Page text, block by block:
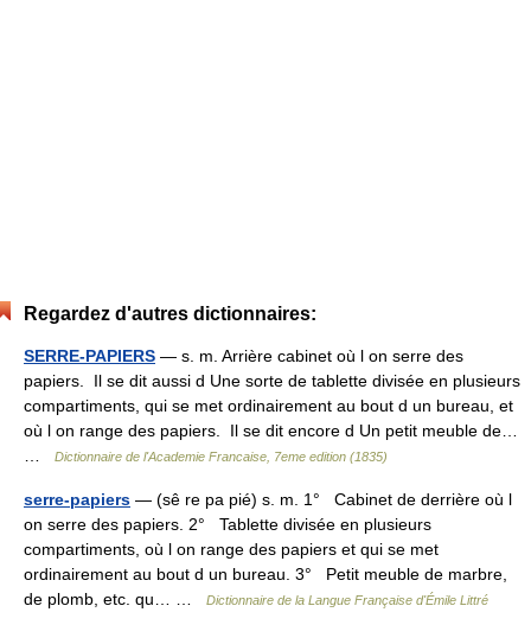
Regardez d'autres dictionnaires:
SERRE-PAPIERS — s. m. Arrière cabinet où l on serre des
papiers. Il se dit aussi d Une sorte de tablette divisée en plusieurs
compartiments, qui se met ordinairement au bout d un bureau, et
où l on range des papiers. Il se dit encore d Un petit meuble de…
Dictionnaire de l'Academie Francaise, 7eme edition (1835)
serre-papiers — (sê re pa pié) s. m. 1° Cabinet de derrière où l
on serre des papiers. 2° Tablette divisée en plusieurs
compartiments, où l on range des papiers et qui se met
ordinairement au bout d un bureau. 3° Petit meuble de marbre,
de plomb, etc. qu… …
Dictionnaire de la Langue Française d'Émile Littré